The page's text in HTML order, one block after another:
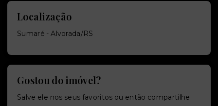
Localização
Sumaré - Alvorada/RS
Gostou do imóvel?
Salve ele nos seus favoritos ou então compartilhe